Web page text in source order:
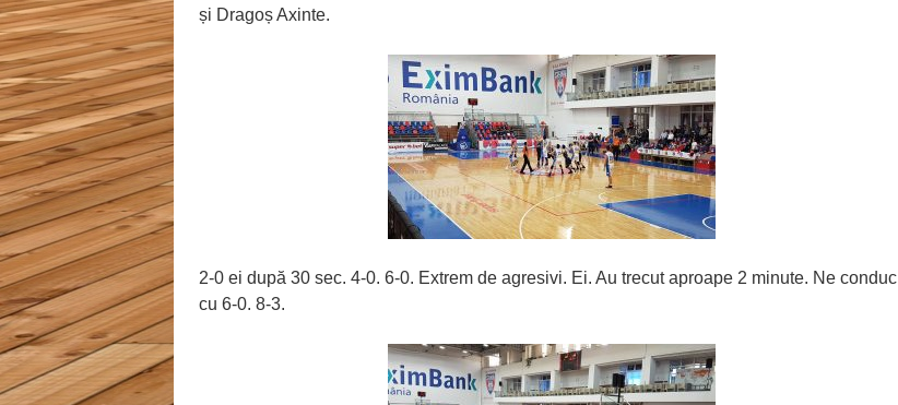
și Dragoș Axinte.
2-0 ei după 30 sec. 4-0. 6-0. Extrem de agresivi. Ei. Au trecut aproape 2 minute. Ne conduc
cu 6-0. 8-3.